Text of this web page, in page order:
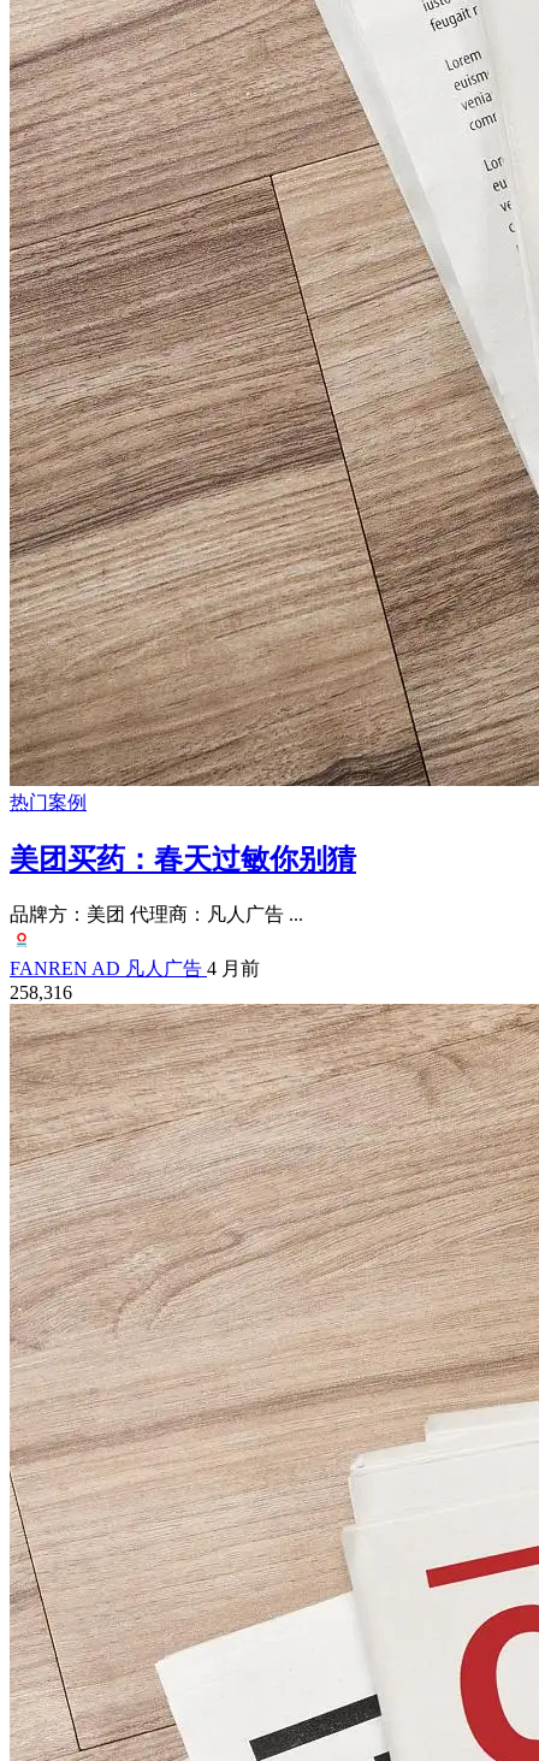
热门案例
美团买药：春天过敏你别猜
品牌方：美团 代理商：凡人广告 ...
FANREN AD 凡人广告 4 月前
258,316